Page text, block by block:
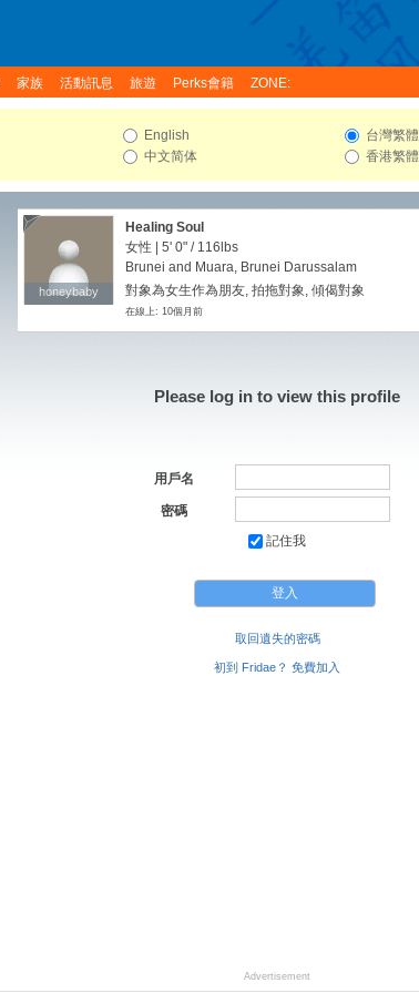
家族 活動訊息 旅遊 Perks會籍 ZONE:
English
中文简体
台灣繁體
香港繁體
honeybaby
honeybaby
Healing Soul
女性 | 5' 0" / 116lbs
Brunei and Muara, Brunei Darussalam
對象為女生作為朋友, 拍拖對象, 傾偈對象
在線上: 10個月前
Please log in to view this profile
用戶名
密碼
記住我
取回遺失的密碼
初到 Fridae？ 免費加入
Advertisement